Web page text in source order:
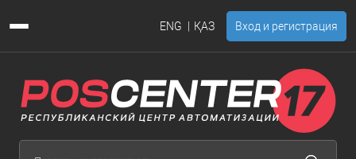
ENG ҚАЗ Вход и регистрация